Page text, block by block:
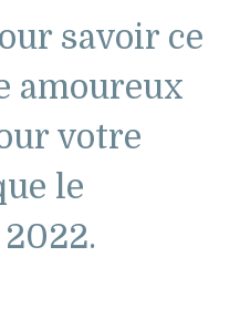
savoir ce
amoureux
votre
le